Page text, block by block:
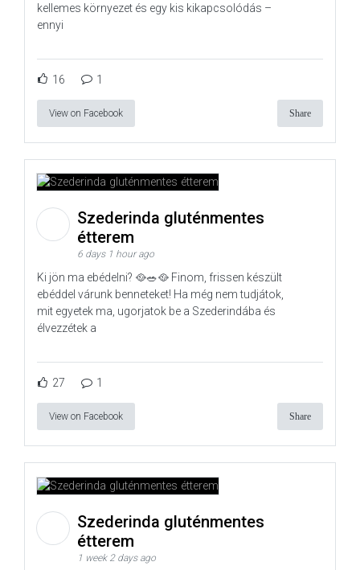
kellemes környezet és egy kis kikapcsolódás –
ennyi
16 1
View on Facebook Share
Szederinda gluténmentes
étterem
6 days 1 hour ago
Ki jön ma ebédelni? 🥘🥗🥘 Finom, frissen készült
ebéddel várunk benneteket! Ha még nem tudjátok,
mit egyetek ma, ugorjatok be a Szederindába és
élvezzétek a
27 1
View on Facebook Share
Szederinda gluténmentes
étterem
1 week 2 days ago